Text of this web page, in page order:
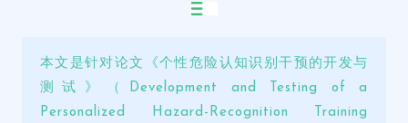
本文是针对论文《个性危险认知识别干预的开发与
测试》（Development and Testing of a
Personalized Hazard-Recognition Training